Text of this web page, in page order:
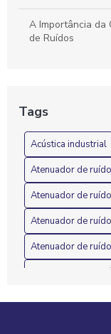
A Importância da
de Ruídos
Acústica
Acústica
Eficazmente
Acústica
mais silencioso e
Acústica
reduzir ruídos
Preserve a
Tags
Acústica industrial
Atenuador de ruído
Atenuador de
Atenuador de
Atenuador de
Atenuadores de